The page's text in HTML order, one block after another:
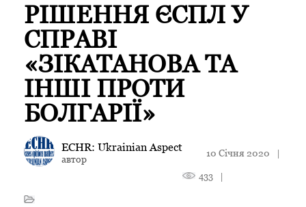
РІШЕННЯ ЄСПЛ У
СПРАВІ
«ЗІКАТАНОВА ТА
ІНШІ ПРОТИ
БОЛГАРІЇ»
ECHR: Ukrainian Aspect
автор
10 Січня 2020 |
433 |